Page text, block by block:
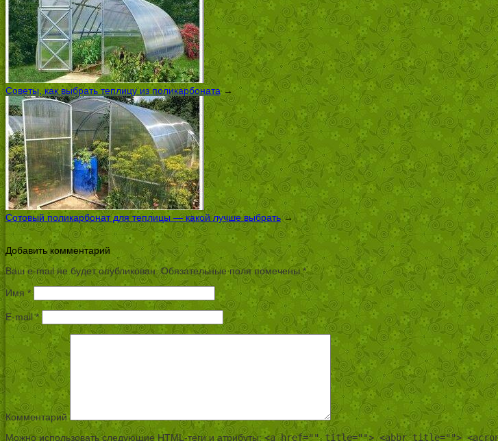
Советы, как выбрать теплицу из поликарбоната→
Сотовый поликарбонат для теплицы — какой лучше выбрать→
Добавить комментарий
Ваш e-mail не будет опубликован.Обязательные поля помечены*
Имя *
E-mail*
Комментарий
Можно использовать следующиеHTML-теги и атрибуты:<a href="" title=""> <abbr title="">